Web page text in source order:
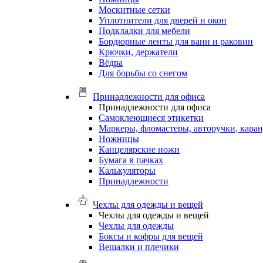
Москитные сетки
Уплотнители для дверей и окон
Подкладки для мебели
Бордюрные ленты для ванн и раковин
Крючки, держатели
Вёдра
Для борьбы со снегом
Принадлежности для офиса
Принадлежности для офиса
Самоклеющиеся этикетки
Маркеры, фломастеры, авторучки,
Ножницы
Канцелярские ножи
Бумага в пачках
Калькуляторы
Принадлежности
Чехлы для одежды и вещей
Чехлы для одежды и вещей
Чехлы для одежды
Боксы и кофры для вещей
Вешалки и плечики